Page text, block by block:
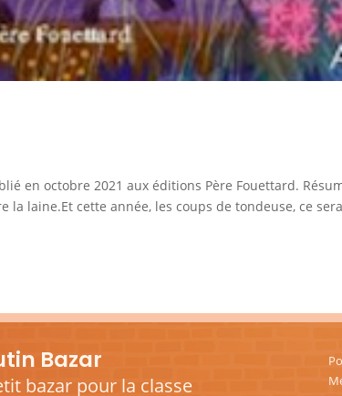
en octobre 2021 aux éditions Père Fouettard.
la laine.Et cette année, les coups de tondeuse, ce sera
Bazar
bazar pour la classe